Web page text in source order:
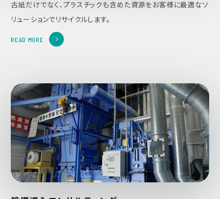
古紙だけでなく、プラスチックも含めた資源をお客様に最適なソ
リューションでリサイクルします。
READ MORE